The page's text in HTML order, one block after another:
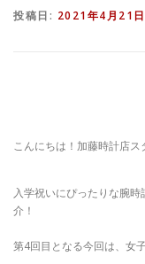
投稿日: 2021年4月21日
こんにちは！加藤時計店ス
入学祝いにぴったりな腕
介！
第4回目となる今回は、 女